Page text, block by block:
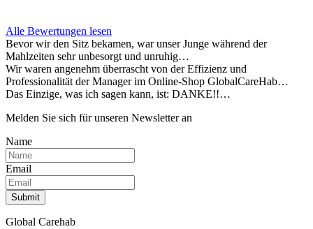
Alle Bewertungen lesen
Bevor wir den Sitz bekamen, war unser Junge während der
Mahlzeiten sehr unbesorgt und unruhig…
Wir waren angenehm überrascht von der Effizienz und
Professionalität der Manager im Online-Shop GlobalCareHab…
Das Einzige, was ich sagen kann, ist: DANKE!!…
Melden Sie sich für unseren Newsletter an
Name
Email
Submit
Global Carehab